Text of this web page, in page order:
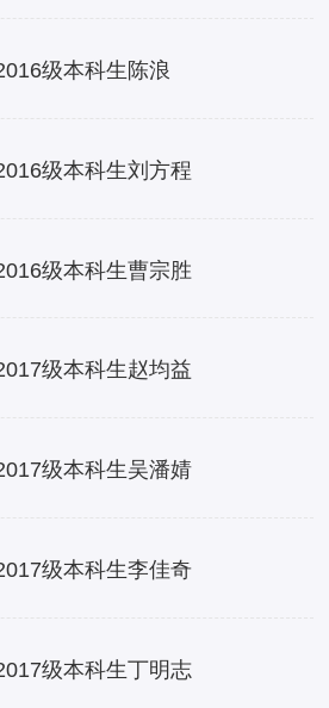
级本科生陈浪
级本科生刘方程
级本科生曹宗胜
级本科生赵均益
级本科生吴潘婧
级本科生李佳奇
级本科生丁明志